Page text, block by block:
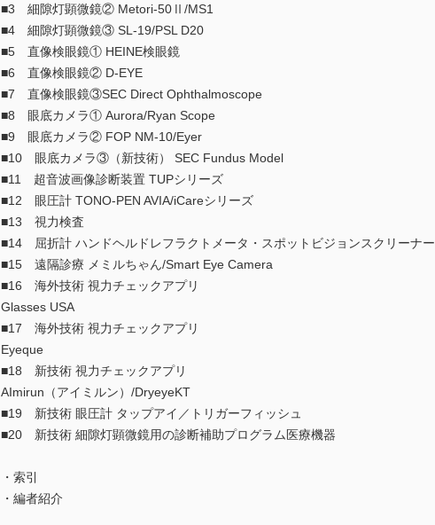
■3 細隙灯顕微鏡② Metori-50Ⅱ/MS1
■4 細隙灯顕微鏡③ SL-19/PSL D20
■5 直像検眼鏡① HEINE検眼鏡
■6 直像検眼鏡② D-EYE
■7 直像検眼鏡③SEC Direct Ophthalmoscope
■8 眼底カメラ① Aurora/Ryan Scope
■9 眼底カメラ② FOP NM-10/Eyer
■10 眼底カメラ③（新技術） SEC Fundus Model
■11 超音波画像診断装置 TUPシリーズ
■12 眼圧計 TONO-PEN AVIA/iCareシリーズ
■13 視力検査
■14 屈折計 ハンドヘルドレフラクトメータ・スポットビジョンスクリーナー
■15 遠隔診療 メミルちゃん/Smart Eye Camera
■16 海外技術 視力チェックアプリ
Glasses USA
■17 海外技術 視力チェックアプリ
Eyeque
■18 新技術 視力チェックアプリ
AImirun（アイミルン）/DryeyeKT
■19 新技術 眼圧計 タップアイ／トリガーフィッシュ
■20 新技術 細隙灯顕微鏡用の診断補助プログラム医療機器
・索引
・編者紹介